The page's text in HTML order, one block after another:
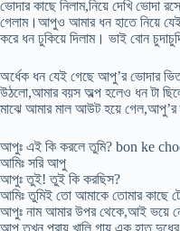
ভোদার কাছে নিলাম,নিয়ে দেখি ভোদা
গেলাম।আপুও আমার ধন হাতে নিয়ে
করে ধন ঢুকিয়ে দিলাম। ভাই বোন
অর্ধেক ধন যেই গেছে আপু’র ভোদার
উঠলো,আমার বয়স অল্প হলেও ধন টা
মাঝে আমার মাল আউট হয়ে গেল,আপু’র
আপুঃ এই কি করলে তুমি? bon ke
আমিঃ সরি আপু
আপুঃ তুই! তুই কি করছিস?
আমিঃ তুমিই তো আমাকে তোমার কাছে
আপুঃ নাম আমার উপর থেকে,আই ভয়ে